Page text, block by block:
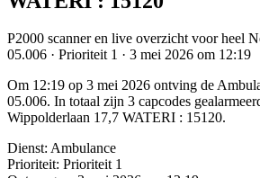
P2000 scanner en live overzicht voor heel
05.006 · Prioriteit 1 · 3 mei 2026 om 12:19
Om 12:19 op 3 mei 2026 ontving de
05.006. In totaal zijn 3 capcodes
Wippolderlaan 17,7 WATERI : 15120.
Dienst: Ambulance
Prioriteit: Prioriteit 1